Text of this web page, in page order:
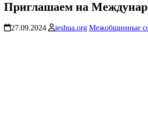
Приглашаем на
27.09.2024 ieshua.org Межобщинные